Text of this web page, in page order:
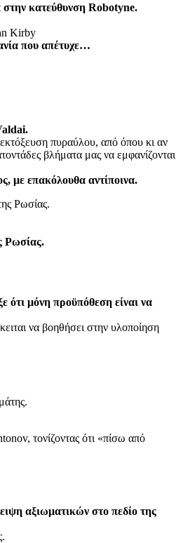
κατεύθυνση Robotyne.
Kirby
που απέτυχε…
πυραύλου, από όπου κι αν
βλήματα μας να εμφανίζονται
με επακόλουθα αντίποινα.
Ρωσίας.
Ρωσίας.
μόνη προϋπόθεση είναι να
να βοηθήσει στην υλοποίηση
τονίζοντας ότι «πίσω από
αξιωματικών στο πεδίο της